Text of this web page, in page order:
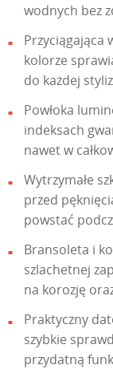
wodnych bez
Przyciągająca
kolorze
do każdej
Powłoka
indeksach
nawet w
Wytrzymałe
przed
powstać
Bransoleta i
szlachetnej
na korozję
Praktyczny
szybkie
przydatną